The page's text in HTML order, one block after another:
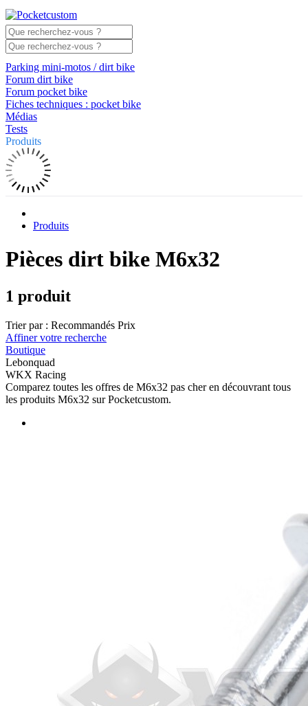
Parking mini-motos / dirt bike
Forum dirt bike
Forum pocket bike
Fiches techniques : pocket bike
Médias
Tests
Produits
Produits
Pièces dirt bike M6x32
1 produit
Trier par : Recommandés Prix
Affiner votre recherche
Boutique
Lebonquad
WKX Racing
Comparez toutes les offres de M6x32 pas cher en découvrant tous
les produits M6x32 sur Pocketcustom.